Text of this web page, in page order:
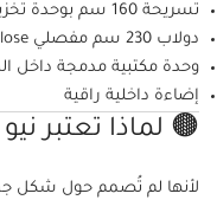
تسريحة 160 سم بوحدة تخزين عملية
دولاب 230 سم مفصلي Soft Close
وحدة مكتبية مدمجة داخل
إضاءة داخلية راقية
🟤 لماذا تعتبر
لأنها لم تُصمم حول شكل